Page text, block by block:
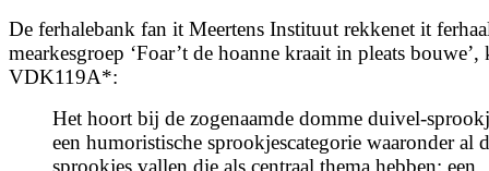
De ferhalebank fan it Meertens Instituut rekkenet it
mearkesgroep ‘Foar’t de hoanne kraait in pleats bouwe’,
VDK119A*:
Het hoort bij de zogenaamde domme duivel-
een humoristische sprookjescategorie waaronder al
sprookjes vallen die als centraal thema hebben: een